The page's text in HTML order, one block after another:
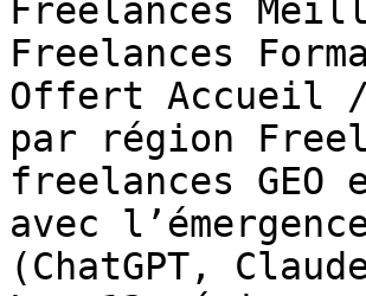
Freelances
Freelances
Offert Accueil /
par région
freelances GEO
avec
(ChatGPT,